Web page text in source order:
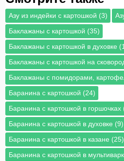
Азу из индейки с картошкой (3)
Баклажаны с картошкой (35)
Баклажаны с картошкой в духовке
Баклажаны с картошкой на
Баклажаны с помидорами,
Баранина с картошкой (24)
Баранина с картошкой в горшочках
Баранина с картошкой в духовке (9)
Баранина с картошкой в казане (25)
Баранина с картошкой в